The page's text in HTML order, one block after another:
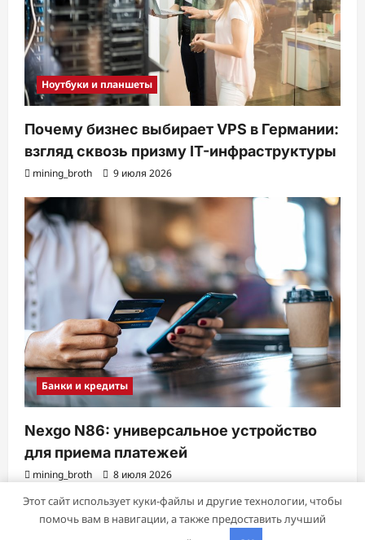
Ноутбуки и планшеты
Почему бизнес выбирает VPS в Германии:
взгляд сквозь призму IT-инфраструктуры
mining_broth 9 июля 2026
Банки и кредиты
Nexgo N86: универсальное устройство
для приема платежей
mining_broth 8 июля 2026
Авторское право © 2026 Все права зарезервированы.
Этот сайт использует куки-файлы и другие технологии, чтобы
помочь вам в навигации, а также предоставить лучший